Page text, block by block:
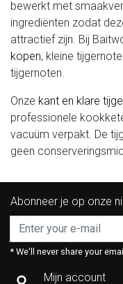
bewerkt met
ingrediënten zodat
attractief zijn. Bij
kopen, kleine
tijgernoten.
Onze kant en klare
professionele
vacuüm verpakt. De
geen
Abonneer je op onze
* We'll never share your
Mijn account